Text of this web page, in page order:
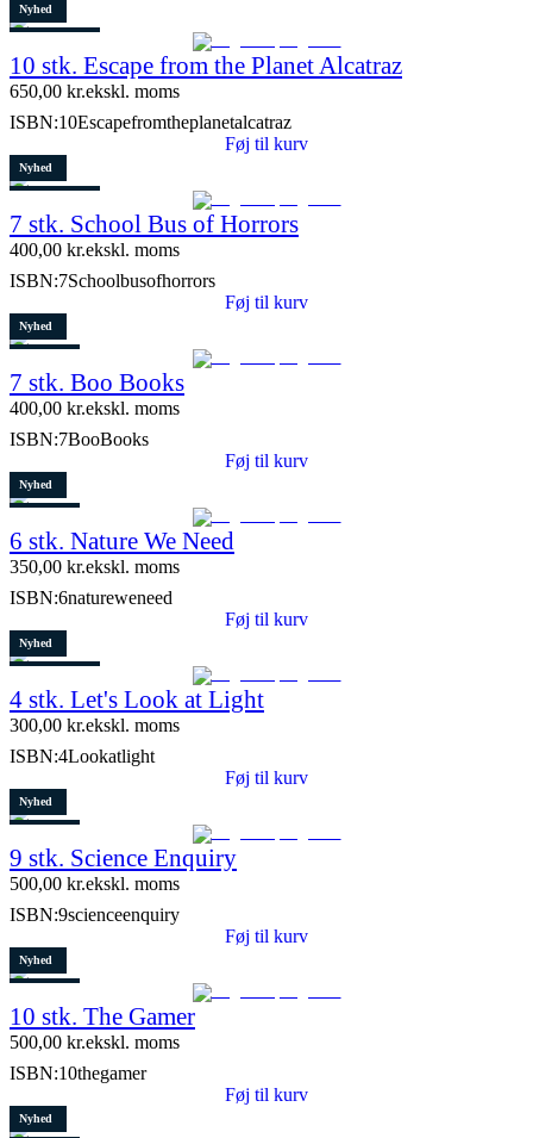
Nyhed
10 stk. Escape from the Planet Alcatraz
650,00 kr.ekskl. moms
ISBN:10Escapefromtheplanetalcatraz
Føj til kurv
Nyhed
7 stk. School Bus of Horrors
400,00 kr.ekskl. moms
ISBN:7Schoolbusofhorrors
Føj til kurv
Nyhed
2 stk. tilbage
7 stk. Boo Books
400,00 kr.ekskl. moms
ISBN:7BooBooks
Føj til kurv
Nyhed
8 stk. tilbage
6 stk. Nature We Need
350,00 kr.ekskl. moms
ISBN:6natureweneed
Føj til kurv
Nyhed
4 stk. Let's Look at Light
300,00 kr.ekskl. moms
ISBN:4Lookatlight
Føj til kurv
Nyhed
10 stk. tilbage
9 stk. Science Enquiry
500,00 kr.ekskl. moms
ISBN:9scienceenquiry
Føj til kurv
Nyhed
5 stk. tilbage
10 stk. The Gamer
500,00 kr.ekskl. moms
ISBN:10thegamer
Føj til kurv
Nyhed